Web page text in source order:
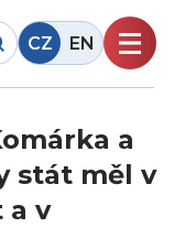
CZ EN
a
stát měl v
a v